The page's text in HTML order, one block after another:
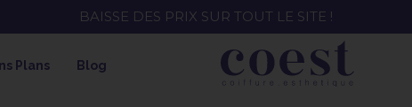
! SOIN HYDRATANT + SPRAY + SHAMPOING =
Plans Blog